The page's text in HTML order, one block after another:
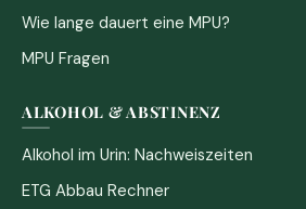
Wie lange dauert eine MPU?
MPU Fragen
ALKOHOL & ABSTINENZ
Alkohol im Urin: Nachweiszeiten
ETG Abbau Rechner